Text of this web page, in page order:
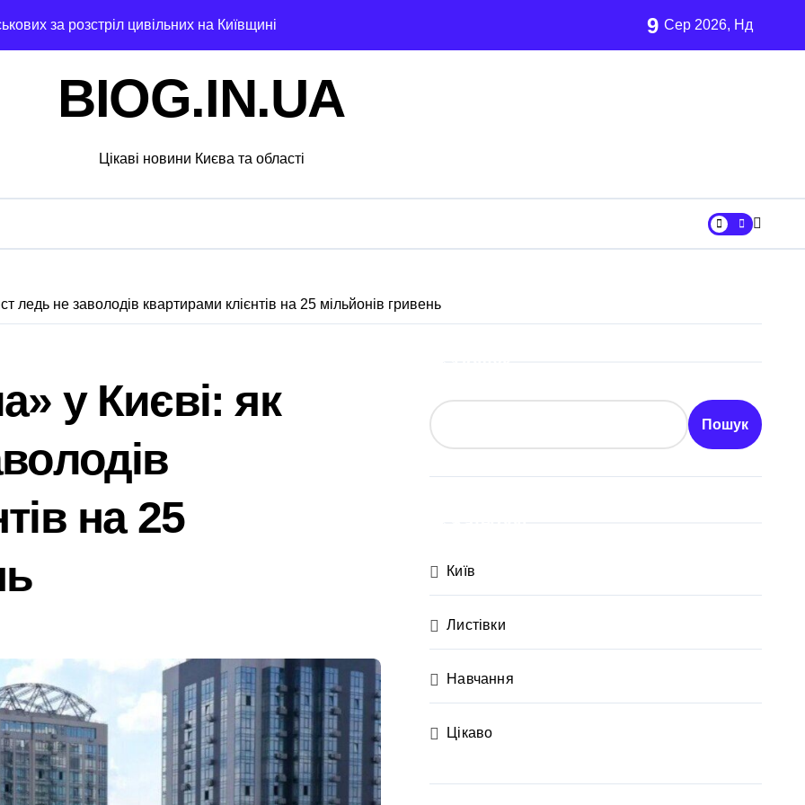
за розстріл цивільних на Київщині
20 вольєрів у притулку для тварин
до браку медичних працівників у київських лікарнях
тривожаться через зростання трагедій
працюють над наслідками масованої атаки в Київському регіоні
річну дівчину, яка не повернулася додому після конфлікту
гриф з Німеччини ледве в survivors after мандрівки на Київщині
підтримки: у Київській області з’явиться унікальний маршрут для молоді
у $2000 за ненастоящий діагноз
результати декларування в Києві
в Днепре: диагностика, обслуживание и замена деталей
транспорту у Києві виявився найгарячішим
логістики
оголосили підозру через завищену ціну на УЗД на 6 млн грн
2 тисячі пожеж за рік у природних екосистемах
9 Сер 2026, Нд
BIOG.IN.UA
Цікаві новини Києва та області
ледь не заволодів квартирами клієнтів на 25 мільйонів гривень
у Києві: як
на 25
Пошук
Київ
Листівки
Навчання
Цікаво